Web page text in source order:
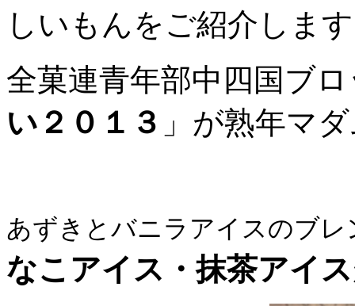
しいもんをご紹介しま
全菓連青年部中四国ブ
い２０１３ 」が熟年マ
あずきとバニラアイスのブ
なこアイス・抹茶アイス